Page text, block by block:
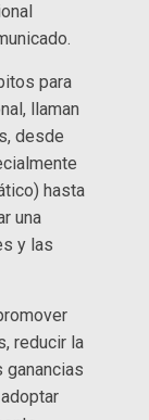
para
llaman
desde
hasta
una
y las
reducir la
ganancias